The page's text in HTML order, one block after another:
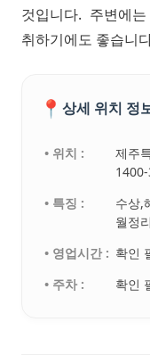
것입니다. 주변에
취하기에도 좋습니
📍 상세 위치 정
• 위치 :
제주
• 특징 :
수상,
월정
• 영업시간 : 확인
• 주차 :
확인